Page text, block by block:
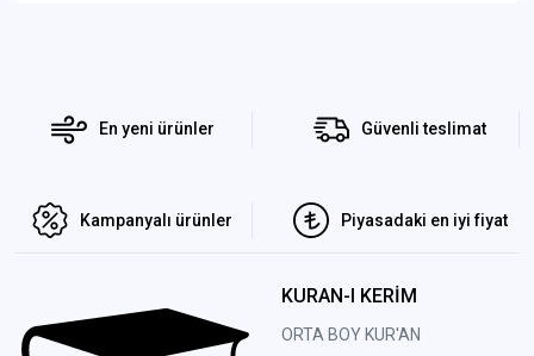
En yeni ürünler Güvenli teslimat
Kampanyalı ürünler Piyasadaki en iyi fiyat
KURAN-I KERİM
ORTA BOY KUR'AN